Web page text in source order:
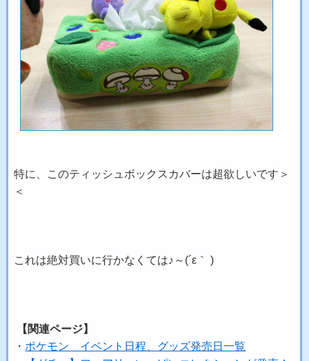
特に、このティッシュボックスカバーは超欲しいです＞
＜
これは絶対買いに行かなくては♪～(´ε｀ )
【関連ページ】
・ ポケモン イベント日程、グッズ発売日一覧